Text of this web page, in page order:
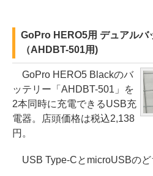
GoPro HERO5用 デュアルバ
（AHDBT-501用)
GoPro HERO5 Blackのバ
ッテリー「AHDBT-501」を
2本同時に充電できるUSB充
電器。店頭価格は税込2,138
円。
USB Type-CとmicroUSBのど